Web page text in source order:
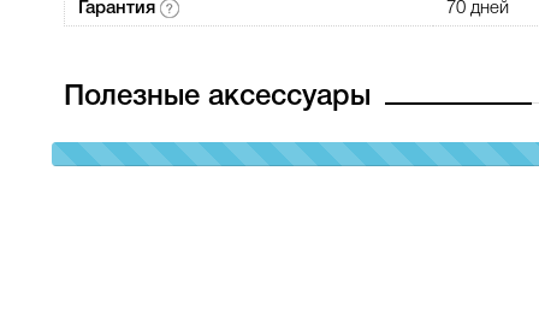
Гарантия 70 дней
Полезные аксессуары